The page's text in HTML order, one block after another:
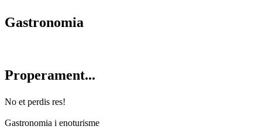
Gastronomia
Properament...
No et perdis res!
Gastronomia i enoturisme